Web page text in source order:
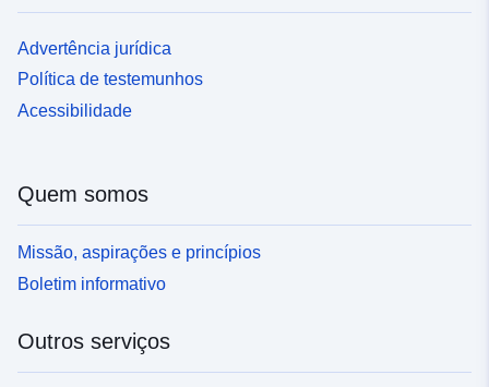
Advertência jurídica
Política de testemunhos
Acessibilidade
Quem somos
Missão, aspirações e princípios
Boletim informativo
Outros serviços